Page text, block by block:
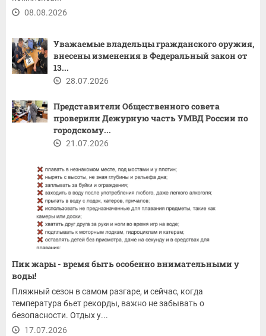
08.08.2026
Уважаемые владельцы гражданского оружия,
внесены изменения в Федеральный закон от
13...
28.07.2026
Представители Общественного совета
проверили Дежурную часть УМВД России по
городскому...
21.07.2026
Пик жары - время быть особенно внимательными у
воды!
Пляжный сезон в самом разгаре, и сейчас, когда
температура бьет рекорды, важно не забывать о
безопасности. Отдых у...
17.07.2026